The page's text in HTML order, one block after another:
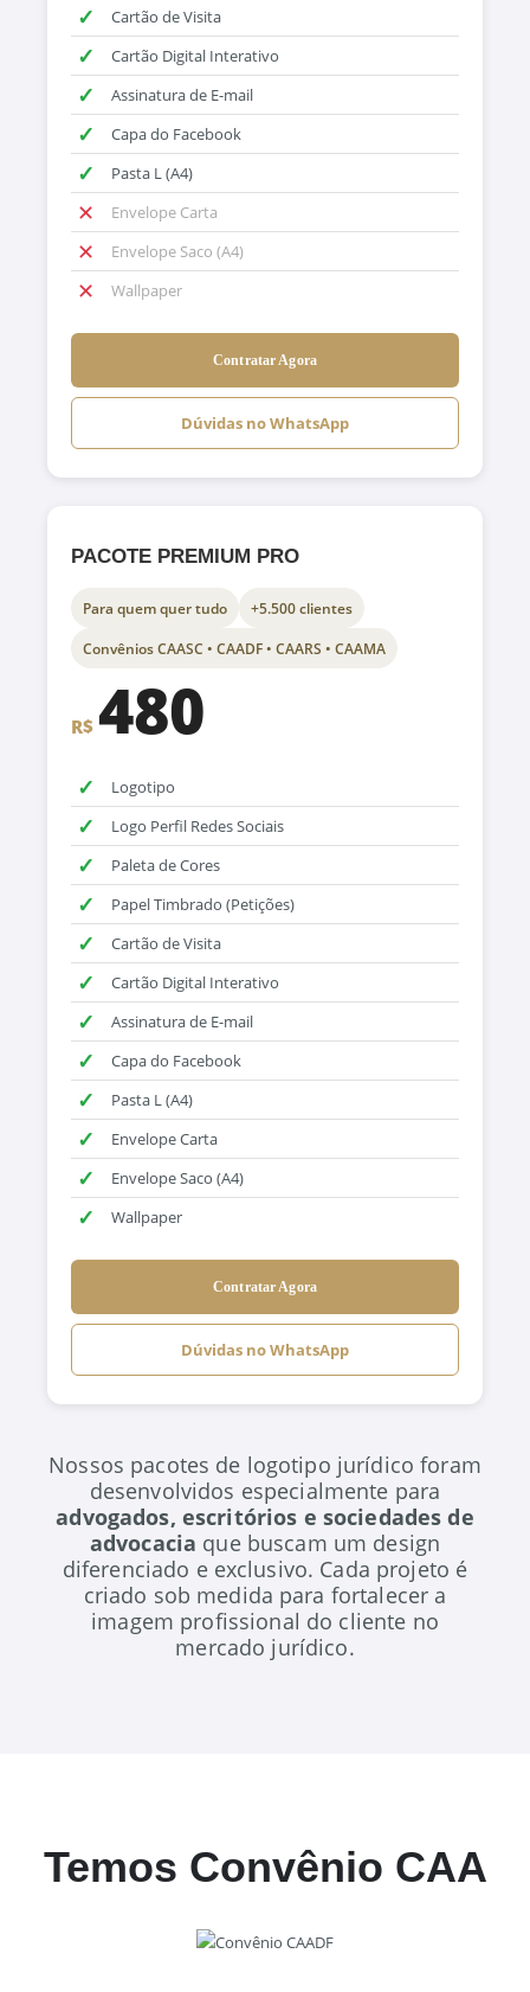
✓ Cartão de Visita
✓ Cartão Digital Interativo
✓ Assinatura de E-mail
✓ Capa do Facebook
✓ Pasta L (A4)
✕ Envelope Carta
✕ Envelope Saco (A4)
✕ Wallpaper
Contratar Agora
Dúvidas no WhatsApp
PACOTE PREMIUM PRO
Para quem quer tudo +5.500 clientes
Convênios CAASC • CAADF • CAARS • CAAMA
R$ 480
✓ Logotipo
✓ Logo Perfil Redes Sociais
✓ Paleta de Cores
✓ Papel Timbrado (Petições)
✓ Cartão de Visita
✓ Cartão Digital Interativo
✓ Assinatura de E-mail
✓ Capa do Facebook
✓ Pasta L (A4)
✓ Envelope Carta
✓ Envelope Saco (A4)
✓ Wallpaper
Contratar Agora
Dúvidas no WhatsApp
Nossos pacotes de logotipo jurídico foram
desenvolvidos especialmente para
advogados, escritórios e sociedades de
advocacia que buscam um design
diferenciado e exclusivo. Cada projeto é
criado sob medida para fortalecer a
imagem profissional do cliente no
mercado jurídico.
Temos Convênio CAA